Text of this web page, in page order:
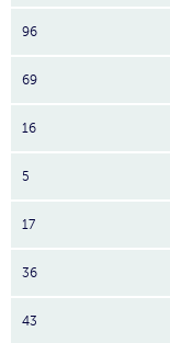
96
69
16
5
17
36
43